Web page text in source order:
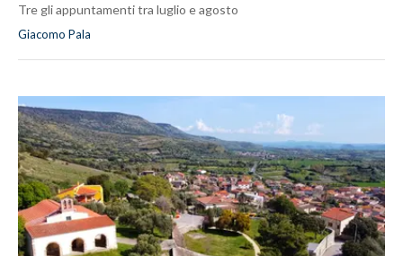
Tre gli appuntamenti tra luglio e agosto
Giacomo Pala